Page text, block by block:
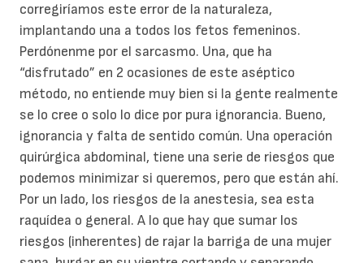
corregiríamos este error de la naturaleza,
implantando una a todos los fetos femeninos.
Perdónenme por el sarcasmo. Una, que ha
“disfrutado” en 2 ocasiones de este aséptico
método, no entiende muy bien si la gente realmente
se lo cree o solo lo dice por pura ignorancia. Bueno,
ignorancia y falta de sentido común. Una operación
quirúrgica abdominal, tiene una serie de riesgos que
podemos minimizar si queremos, pero que están ahí.
Por un lado, los riesgos de la anestesia, sea esta
raquídea o general. A lo que hay que sumar los
riesgos (inherentes) de rajar la barriga de una mujer